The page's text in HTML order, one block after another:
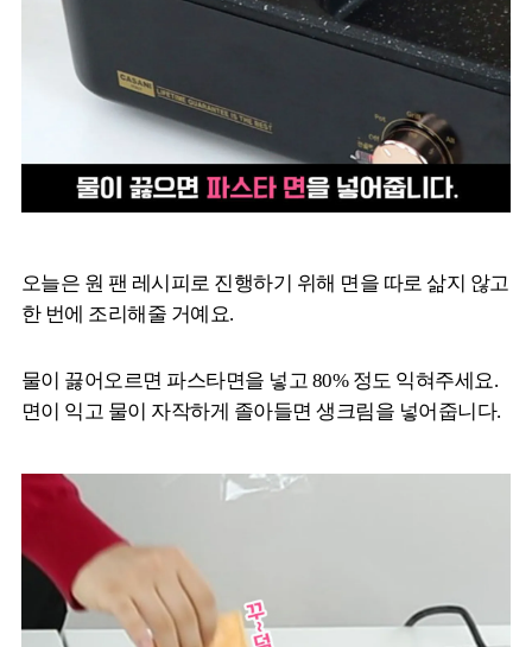
오늘은 원 팬 레시피로 진행하기 위해 면을 따로 삶지 않고
한 번에 조리해줄 거예요.
물이 끓어오르면 파스타면을 넣고 80% 정도 익혀주세요.
면이 익고 물이 자작하게 졸아들면 생크림을 넣어줍니다.